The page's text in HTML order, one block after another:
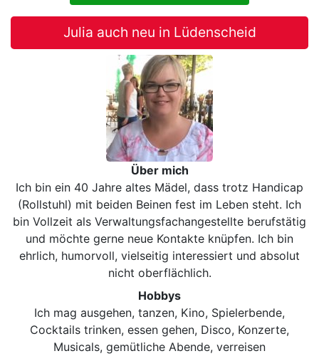
Julia auch neu in Lüdenscheid
Über mich
Ich bin ein 40 Jahre altes Mädel, dass trotz Handicap
(Rollstuhl) mit beiden Beinen fest im Leben steht. Ich
bin Vollzeit als Verwaltungsfachangestellte berufstätig
und möchte gerne neue Kontakte knüpfen. Ich bin
ehrlich, humorvoll, vielseitig interessiert und absolut
nicht oberflächlich.
Hobbys
Ich mag ausgehen, tanzen, Kino, Spielerbende,
Cocktails trinken, essen gehen, Disco, Konzerte,
Musicals, gemütliche Abende, verreisen